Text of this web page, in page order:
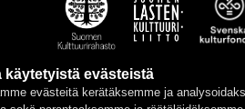
käytetyistä evästeistä
evästeitä kerätäksemme ja